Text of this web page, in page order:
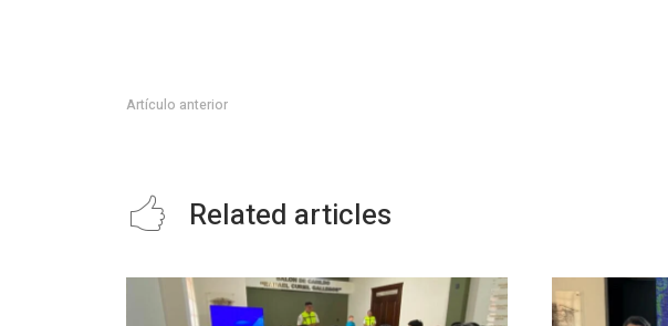
Artículo anterior
Related articles